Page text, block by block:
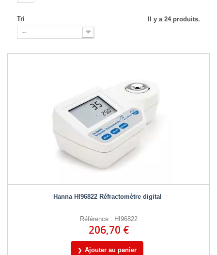
Tri
--
Il y a 24 produits.
Hanna HI96822 Réfractomètre digital
Référence : HI96822
206,70 €
Ajouter au panier